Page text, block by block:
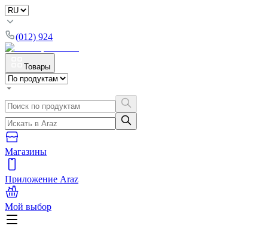
(012) 924
Товары
Магазины
Приложение Araz
Мой выбор